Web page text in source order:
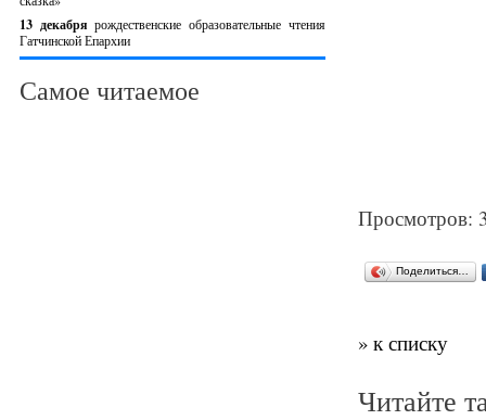
13 декабрярождественские образовательные чтения
Гатчинской Епархии
Самое читаемое
Просмотров:
Поделиться…
» к списку
Читайте